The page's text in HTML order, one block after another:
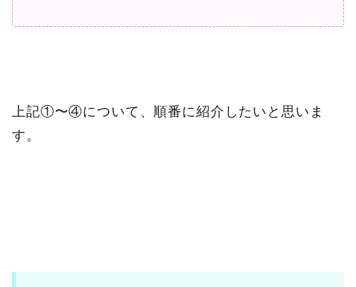
上記①〜④について、順番に紹介したいと思いま
す。